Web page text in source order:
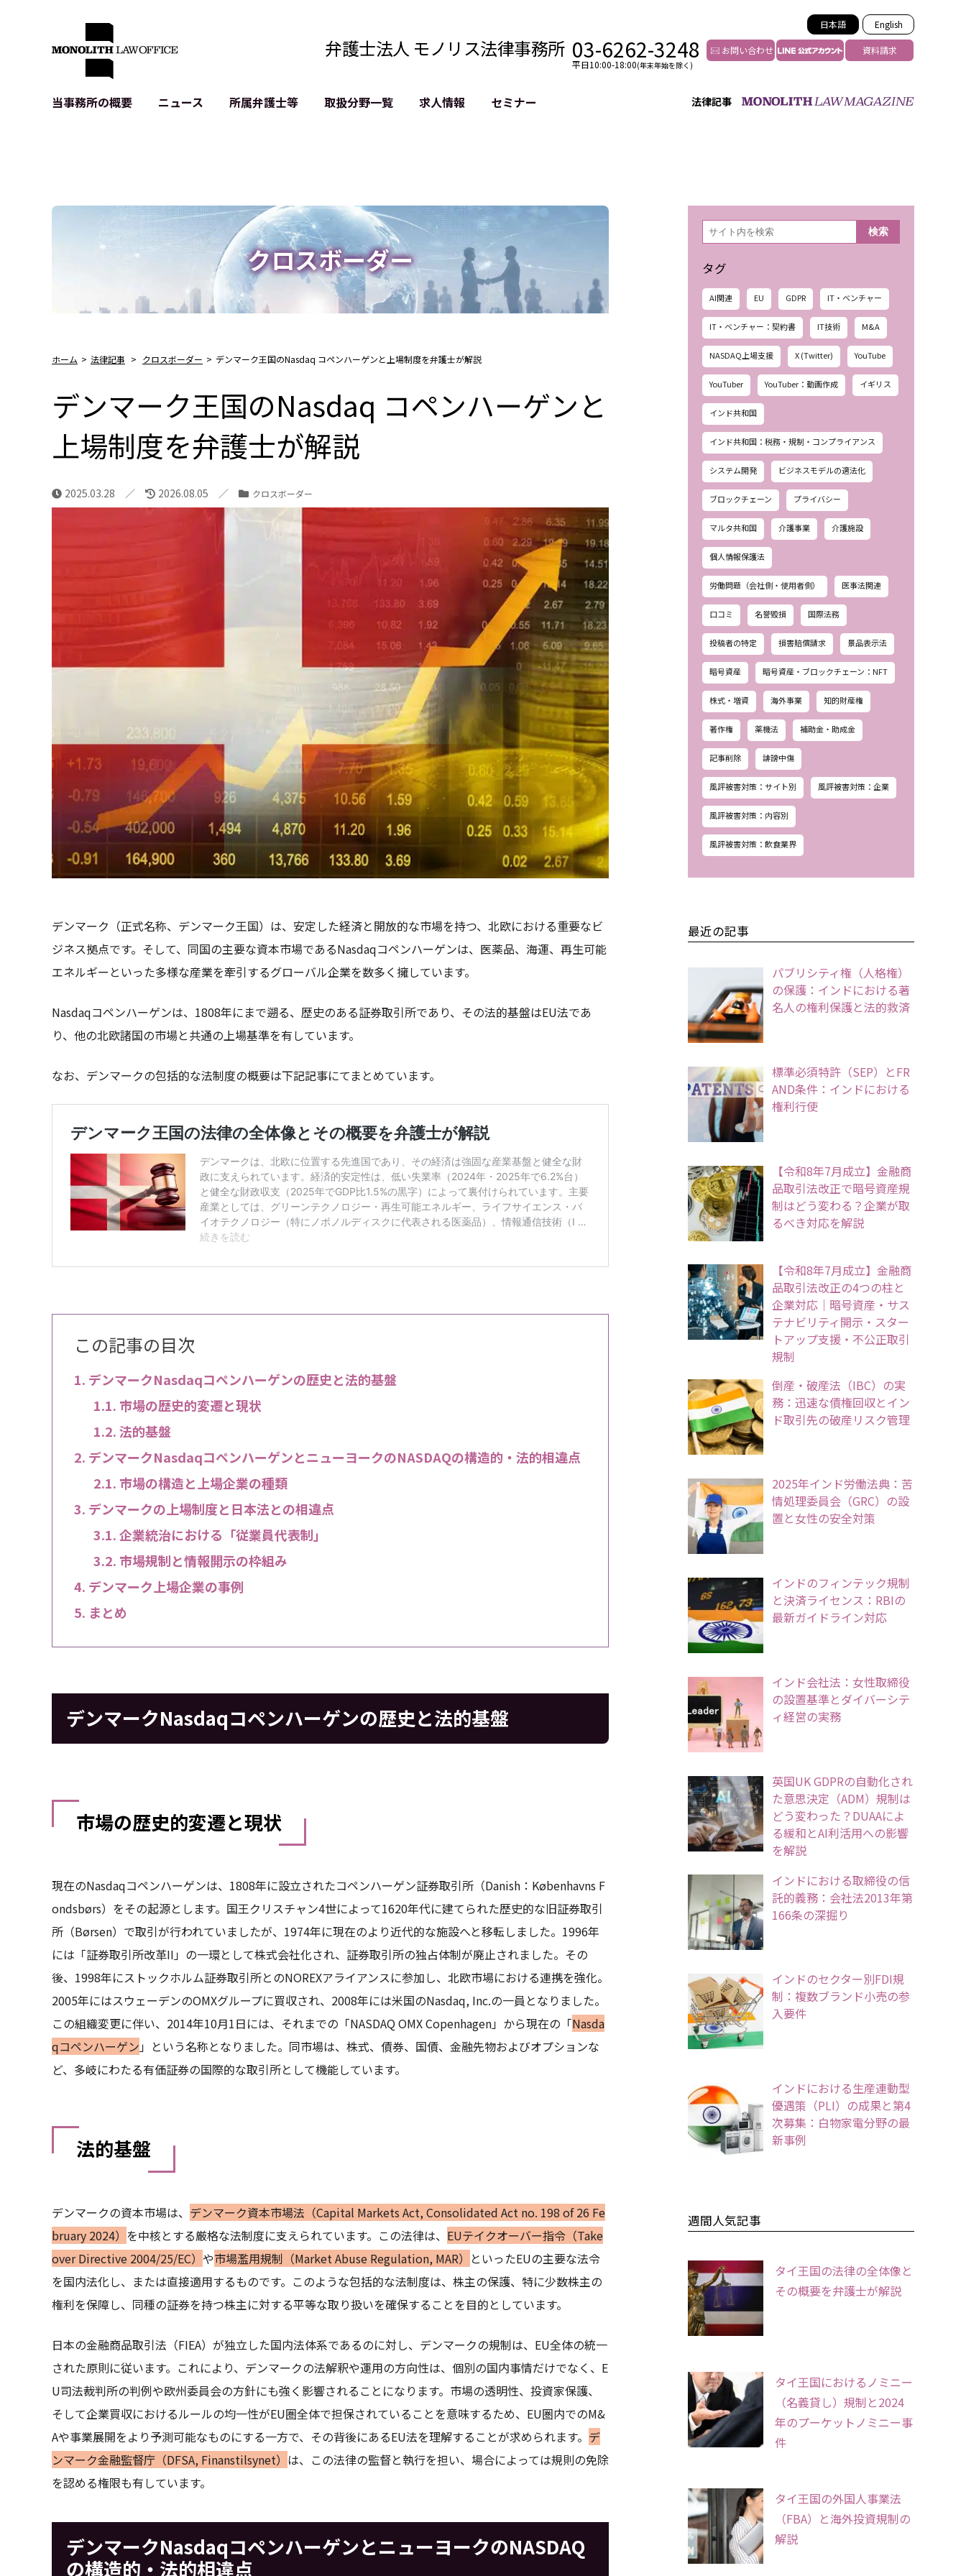
日本語 English
弁護士法人 モノリス法律事務所 03-6262-3248
平日10:00-18:00(年末年始を除く)
お問い合わせ 資料請求
法律記事
当事務所の概要 ニュース 所属弁護士等 取扱分野一覧
IPO（上場）支援
生成AI関連法務
記事・LPの薬機法等チェック
D2C等の不正転売対策
サイバー犯罪の刑事告訴等
GDPR対応支援
誹謗中傷加害者の弁護
リスティング汚染の削除対策
YouTube等SNSのM&A
求人情報 セミナー
クロスボーダー
ホーム > 法律記事 > クロスボーダー > デンマーク王国のNasdaq コペンハーゲンと上場制度を弁護士が解説
デンマーク王国のNasdaq コペンハーゲンと
上場制度を弁護士が解説
2025.03.28 2026.08.05 クロスボーダー
デンマーク（正式名称、デンマーク王国）は、安定した経済と開放的な市場を持つ、北欧における重要なビ
ジネス拠点です。そして、同国の主要な資本市場であるNasdaqコペンハーゲンは、医薬品、海運、再生可能
エネルギーといった多様な産業を牽引するグローバル企業を数多く擁しています。
Nasdaqコペンハーゲンは、1808年にまで遡る、歴史のある証券取引所であり、その法的基盤はEU法であ
り、他の北欧諸国の市場と共通の上場基準を有しています。
なお、デンマークの包括的な法制度の概要は下記記事にてまとめています。
この記事の目次
デンマークNasdaqコペンハーゲンの歴史と法的基盤
市場の歴史的変遷と現状
法的基盤
デンマークNasdaqコペンハーゲンとニューヨークのNASDAQの構造的・法的相違点
市場の構造と上場企業の種類
デンマークの上場制度と日本法との相違点
企業統治における「従業員代表制」
市場規制と情報開示の枠組み
デンマーク上場企業の事例
まとめ
デンマークNasdaqコペンハーゲンの歴史と法的基盤
市場の歴史的変遷と現状
現在のNasdaqコペンハーゲンは、1808年に設立されたコペンハーゲン証券取引所（Danish：Københavns F
ondsbørs）をその起源とします。国王クリスチャン4世によって1620年代に建てられた歴史的な旧証券取引
所（Børsen）で取引が行われていましたが、1974年に現在のより近代的な施設へと移転しました。1996年
には「証券取引所改革II」の一環として株式会社化され、証券取引所の独占体制が廃止されました。その
後、1998年にストックホルム証券取引所とのNOREXアライアンスに参加し、北欧市場における連携を強化。
2005年にはスウェーデンのOMXグループに買収され、2008年には米国のNasdaq, Inc.の一員となりました。
この組織変更に伴い、2014年10月1日には、それまでの「NASDAQ OMX Copenhagen」から現在の「Nasda
qコペンハーゲン」という名称となりました。同市場は、株式、債券、国債、金融先物およびオプションな
ど、多岐にわたる有価証券の国際的な取引所として機能しています。
法的基盤
デンマークの資本市場は、 デンマーク資本市場法（Capital Markets Act, Consolidated Act no. 198 of 26 Fe
bruary 2024） を中核とする厳格な法制度に支えられています。この法律は、 EUテイクオーバー指令（Take
over Directive 2004/25/EC） や市場濫用規制（Market Abuse Regulation, MAR） といったEUの主要な法令
を国内法化し、または直接適用するものです。このような包括的な法制度は、株主の保護、特に少数株主の
権利を保障し、同種の証券を持つ株主に対する平等な取り扱いを確保することを目的としています。
日本の金融商品取引法（FIEA）が独立した国内法体系であるのに対し、デンマークの規制は、EU全体の統一
された原則に従います。これにより、デンマークの法解釈や運用の方向性は、個別の国内事情だけでなく、E
U司法裁判所の判例や欧州委員会の方針にも強く影響されることになります。市場の透明性、投資家保護、
そして企業買収におけるルールの均一性がEU圏全体で担保されていることを意味するため、EU圏内でのM&
Aや事業展開をより予測可能なものにする一方で、その背後にあるEU法を理解することが求められます。 デ
ンマーク金融監督庁（DFSA, Finanstilsynet） は、この法律の監督と執行を担い、場合によっては規則の免除
を認める権限も有しています。
デンマークNasdaqコペンハーゲンとニューヨークのNASDAQ
の構造的・法的相違点
検
索 検索
タグ
AI関連 EU GDPR IT・ベンチャー
IT・ベンチャー：契約書 IT技術 M&A
NASDAQ上場支援 X (Twitter) YouTube
YouTuber YouTuber：動画作成 イギリス
インド共和国
インド共和国：税務・規制・コンプライアンス
システム開発 ビジネスモデルの適法化
ブロックチェーン プライバシー
マルタ共和国 介護事業 介護施設
個人情報保護法
労働問題（会社側・使用者側） 医事法関連
口コミ 名誉毀損 国際法務
投稿者の特定 損害賠償請求 景品表示法
暗号資産 暗号資産・ブロックチェーン：NFT
株式・増資 海外事業 知的財産権
著作権 薬機法 補助金・助成金
記事削除 誹謗中傷
風評被害対策：サイト別 風評被害対策：企業
風評被害対策：内容別
風評被害対策：飲食業界
最近の記事
パブリシティ権（人格権）
の保護：インドにおける著
名人の権利保護と法的救済
標準必須特許（SEP）とFR
AND条件：インドにおける
権利行使
【令和8年7月成立】金融商
品取引法改正で暗号資産規
制はどう変わる？企業が取
るべき対応を解説
【令和8年7月成立】金融商
品取引法改正の4つの柱と
企業対応｜暗号資産・サス
テナビリティ開示・スター
トアップ支援・不公正取引
規制
倒産・破産法（IBC）の実
務：迅速な債権回収とイン
ド取引先の破産リスク管理
2025年インド労働法典：苦
情処理委員会（GRC）の設
置と女性の安全対策
インドのフィンテック規制
と決済ライセンス：RBIの
最新ガイドライン対応
インド会社法：女性取締役
の設置基準とダイバーシテ
ィ経営の実務
英国UK GDPRの自動化され
た意思決定（ADM）規制は
どう変わった？DUAAによ
る緩和とAI利活用への影響
を解説
インドにおける取締役の信
託的義務：会社法2013年第
166条の深掘り
インドのセクター別FDI規
制：複数ブランド小売の参
入要件
インドにおける生産連動型
優遇策（PLI）の成果と第4
次募集：白物家電分野の最
新事例
週間人気記事
タイ王国の法律の全体像と
その概要を弁護士が解説
タイ王国におけるノミニー
（名義貸し）規制と2024
年のプーケットノミニー事
件
タイ王国の外国人事業法
（FBA）と海外投資規制の
解説